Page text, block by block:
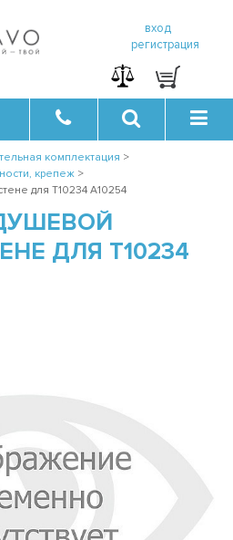
вход
регистрация
комплектация >
крепеж >
для T10234 A10254
ДЛЯ T10234